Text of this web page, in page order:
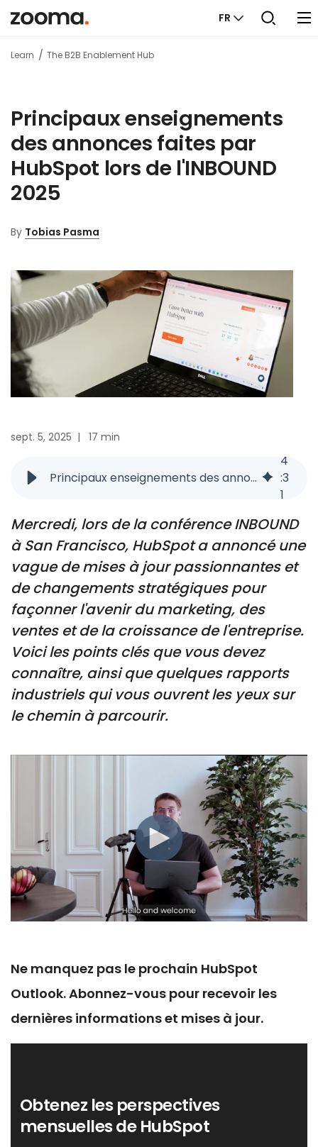
FR
Learn The B2B Enablement Hub
Principaux enseignements
des annonces faites par
HubSpot lors de l'INBOUND
2025
By Tobias Pasma
sept. 5, 2025 | 17 min
Principaux enseignements des annonces faites par HubSpot lors de l'INBOUND 2025
4
:3
1
Mercredi, lors de la conférence INBOUND
à San Francisco, HubSpot a annoncé une
vague de mises à jour passionnantes et
de changements stratégiques pour
façonner l'avenir du marketing, des
ventes et de la croissance de l'entreprise.
Voici les points clés que vous devez
connaître, ainsi que quelques rapports
industriels qui vous ouvrent les yeux sur
le chemin à parcourir.
Ne manquez pas le prochain HubSpot
Outlook. Abonnez-vous pour recevoir les
dernières informations et mises à jour.
Obtenez les perspectives
mensuelles de HubSpot